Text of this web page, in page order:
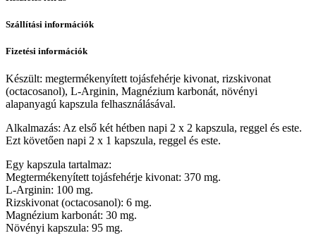
Szállítási információk
Fizetési információk
Készült: megtermékenyített tojásfehérje kivonat, rizskivonat
(octacosanol), L-Arginin, Magnézium karbonát, növényi
alapanyagú kapszula felhasználásával.
Alkalmazás: Az első két hétben napi 2 x 2 kapszula, reggel és este.
Ezt követően napi 2 x 1 kapszula, reggel és este.
Egy kapszula tartalmaz:
Megtermékenyített tojásfehérje kivonat: 370 mg.
L-Arginin: 100 mg.
Rizskivonat (octacosanol): 6 mg.
Magnézium karbonát: 30 mg.
Növényi kapszula: 95 mg.